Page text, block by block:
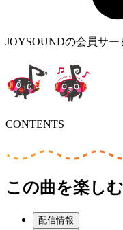
JOYSOUNDの会員サ
CONTENTS
この曲を楽しむ
配信情報